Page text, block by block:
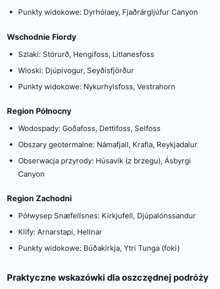
Punkty widokowe: Dyrhólaey, Fjaðrárgljúfur Canyon
Wschodnie Fiordy
Szlaki: Stórurð, Hengifoss, Litlanesfoss
Wioski: Djúpivogur, Seyðisfjörður
Punkty widokowe: Nykurhylsfoss, Vestrahorn
Region Północny
Wodospady: Goðafoss, Dettifoss, Selfoss
Obszary geotermalne: Námafjall, Krafla, Reykjadalur
Obserwacja przyrody: Húsavík (z brzegu), Ásbyrgi
Canyon
Region Zachodni
Półwysep Snæfellsnes: Kirkjufell, Djúpalónssandur
Klify: Arnarstapi, Hellnar
Punkty widokowe: Búðakirkja, Ytri Tunga (foki)
Praktyczne wskazówki dla oszczędnej podróży